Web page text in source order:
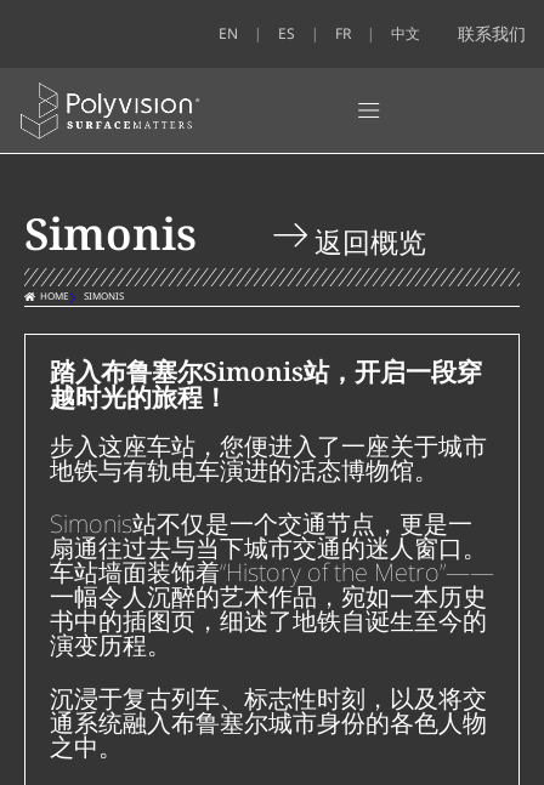
EN ES FR 中文 联系我们
Simonis 返回概览
HOME SIMONIS
踏入布鲁塞尔Simonis站，开启一段穿
越时光的旅程！
步入这座车站，您便进入了一座关于城市
地铁与有轨电车演进的活态博物馆。
Simonis站不仅是一个交通节点，更是一
扇通往过去与当下城市交通的迷人窗口。
车站墙面装饰着“History of the Metro”——
一幅令人沉醉的艺术作品，宛如一本历史
书中的插图页，细述了地铁自诞生至今的
演变历程。
沉浸于复古列车、标志性时刻，以及将交
通系统融入布鲁塞尔城市身份的各色人物
之中。